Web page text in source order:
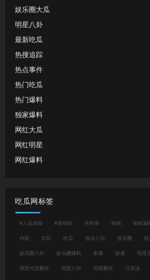
娱乐圈大瓜
明星八卦
最新吃瓜
热搜追踪
热点事件
热门吃瓜
热门爆料
独家爆料
网红大瓜
网红明星
网红爆料
吃瓜网标签
#人设崩塌 #潜规则 何秋亊 偷税 偷税漏
内娱 出轨 吃瓜 娱乐八卦 娱乐圈
娱乐圈八卦 娱乐圈爆料 家暴 抄袭 明星
明星代言翻车 明星八卦 明星翻车 汪苏泷